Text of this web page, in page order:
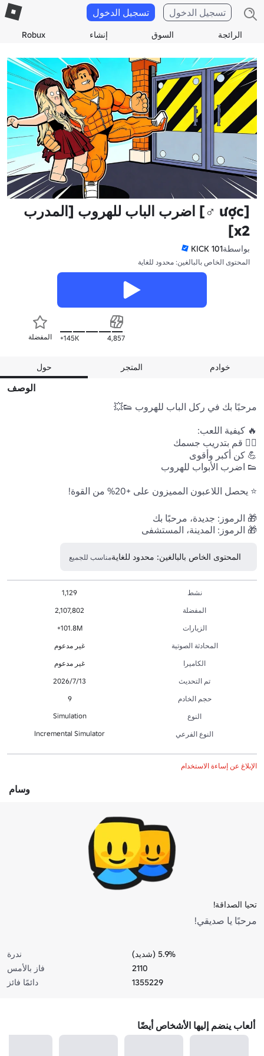
الرائجة السوق إنشاء Robux
تسجيل الدخول تسجيل الدخول
[ược ‍♂️] اضرب الباب للهروب [المدرب
x2]
بواسطةKICK 101
المحتوى الخاص بالبالغين: محدود للغاية
المفضلة 145K+ 4,857
حول المتجر خوادم
الوصف
🎁 الرموز: المدينة، المستشفى
المحتوى الخاص بالبالغين: محدود للغايةمناسب للجميع
نشط
1,129
المفضلة
2,107,802
الزيارات
101.8M+
المحادثة الصوتية
غير مدعوم
الكاميرا
غير مدعوم
تم التحديث
13‏/7‏/2026
حجم الخادم
9
النوع
Simulation
النوع الفرعي Incremental Simulator
الإبلاغ عن إساءة الاستخدام
وسام
تحيا الصداقة!
مرحبًا يا صديقي!
ندرة
5.9% (شديد)
فاز بالأمس
2110
دائمًا فائز
1355229
ألعاب ينضم إليها الأشخاص أيضًا